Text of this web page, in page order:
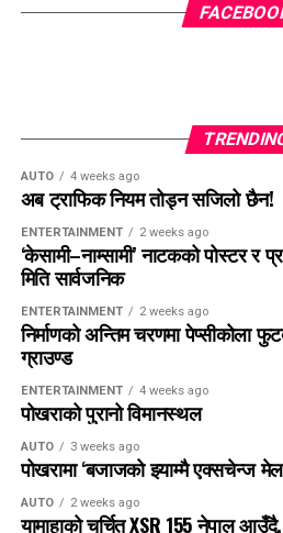
कार्यक्रमको आयोजना नेपाल नेसनल
AUTO 4 weeks ago
अब ट्राफिक नियम तोड्न सजिलो छैन!
ENTERTAINMENT 2 weeks ago
‘केसामी–नाम्सामी’ नाटकको पोस्टर र
मिति सार्वजनिक
ENTERTAINMENT 2 weeks ago
निर्माणको अन्तिम चरणमा पेप्सीकोला
ग्राउण्ड
ENTERTAINMENT 4 weeks ago
पोखराको पुरानो विमानस्थल
AUTO 3 weeks ago
पोखरामा ‘बजाजको झ्याम्मै एक्सचेन्ज
AUTO 2 weeks ago
यामाहाको चर्चित XSR 155 नेपाल आउँदै,